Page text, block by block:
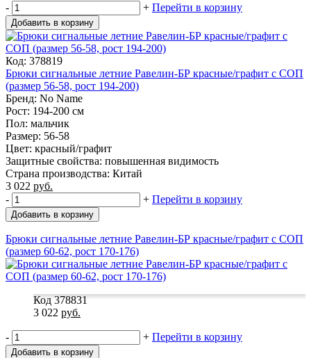
- + Перейти в корзину
Добавить в корзину
Код: 378819
Брюки сигнальные летние Равелин-БР красные/графит с СОП
(размер 56-58, рост 194-200)
Бренд: No Name
Рост: 194-200 см
Пол: мальчик
Размер: 56-58
Цвет: красный/графит
Защитные свойства: повышенная видимость
Страна производства: Китай
3 022 руб.
-
+ Перейти в корзину
Добавить в корзину
Брюки сигнальные летние Равелин-БР красные/графит с СОП
(размер 60-62, рост 170-176)
Код 378831
3 022 руб.
- + Перейти в корзину
Добавить в корзину